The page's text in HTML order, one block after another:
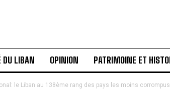
DU LIBAN OPINION PATRIMOINE ET
le Liban au 138ème rang des pays les moins